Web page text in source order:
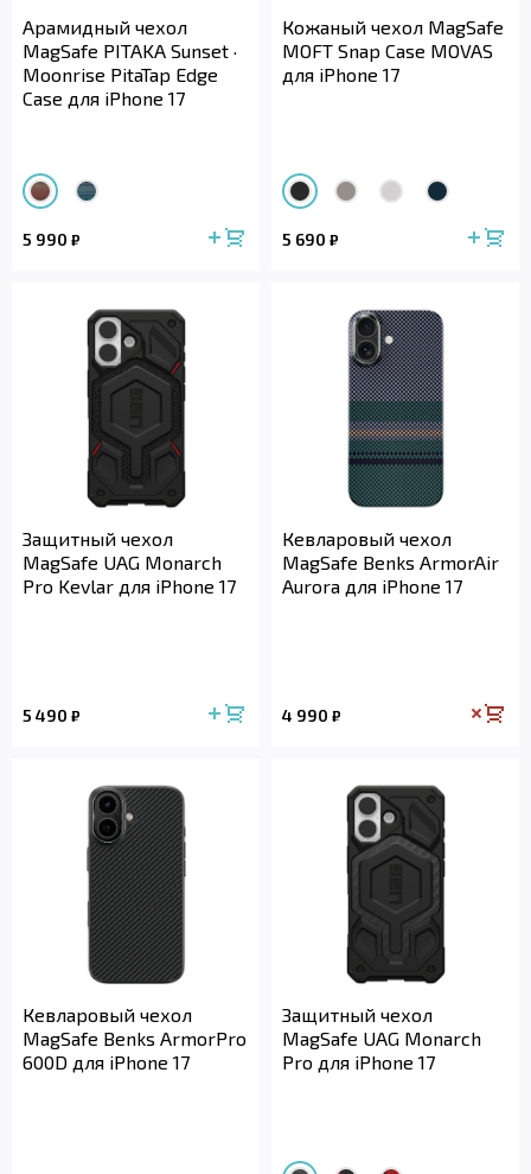
Арамидный чехол
MagSafe PITAKA Sunset ·
Moonrise PitaTap Edge
Case для iPhone 17
5 990 ₽
Кожаный чехол MagSafe
MOFT Snap Case MOVAS
для iPhone 17
5 690 ₽
Защитный чехол
MagSafe UAG Monarch
Pro Kevlar для iPhone 17
5 490 ₽
Кевларовый чехол
MagSafe Benks ArmorAir
Aurora для iPhone 17
4 990 ₽
Кевларовый чехол
MagSafe Benks ArmorPro
600D для iPhone 17
Защитный чехол
MagSafe UAG Monarch
Pro для iPhone 17